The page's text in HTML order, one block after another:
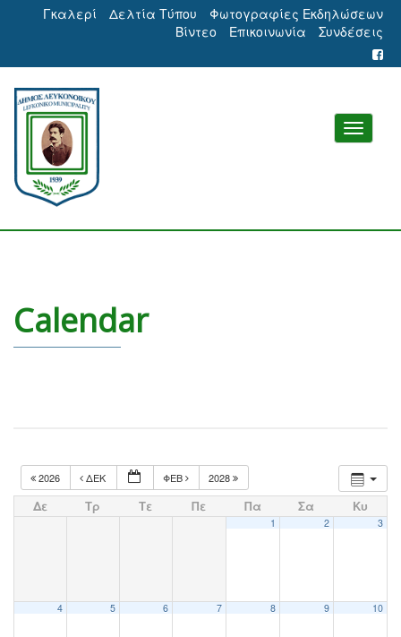
Γκαλερί Δελτία Τύπου
Φωτογραφίες Εκδηλώσεων
Βίντεο
Επικοινωνία Συνδέσεις
Calendar
2026 ΔΕΚ ΦΕΒ 2028
Δε Τρ Τε Πε Πα Σα Κυ
1 2 3
4 5 6 7 8 9 10